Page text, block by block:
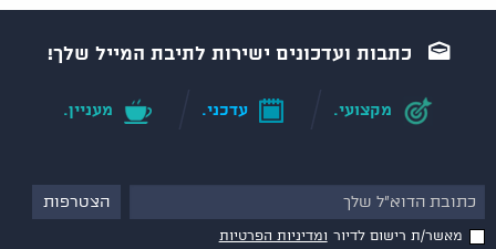
כתבות ועדכונים ישירות לתיבת המייל שלך!
מקצועי. עדכני. מעניין.
מאשר/ת רישום לדיור ומדיניות הפרטיות